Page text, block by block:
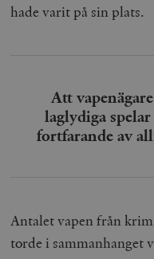
hade varit på sin plats.
Att
laglydiga
fortfarande av
Antalet vapen från
torde i sammanhanget